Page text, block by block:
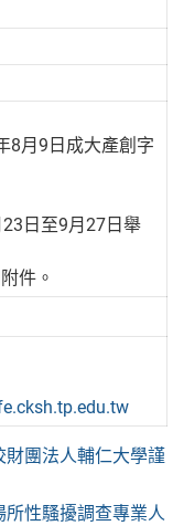
8月9日成大產創字
日至9月27日舉
件。
團法人輔仁大學謹
性騷擾調查專業人